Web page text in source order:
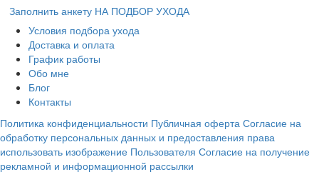
Заполнить анкету НА ПОДБОР УХОДА
Условия подбора ухода
Доставка и оплата
График работы
Обо мне
Блог
Контакты
Политика конфиденциальности Публичная оферта Согласие на
обработку персональных данных и предоставления права
использовать изображение Пользователя Согласие на получение
рекламной и информационной рассылки